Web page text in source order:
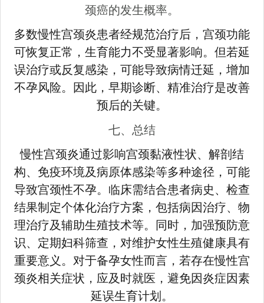
颈癌的发生概率。
多数慢性宫颈炎患者经规范治疗后，宫颈功能
可恢复正常，生育能力不受显著影响。但若延
误治疗或反复感染，可能导致病情迁延，增加
不孕风险。因此，早期诊断、精准治疗是改善
预后的关键。
七、总结
慢性宫颈炎通过影响宫颈黏液性状、解剖结
构、免疫环境及病原体感染等多种途径，可能
导致宫颈性不孕。临床需结合患者病史、检查
结果制定个体化治疗方案，包括病因治疗、物
理治疗及辅助生殖技术等。同时，加强预防意
识、定期妇科筛查，对维护女性生殖健康具有
重要意义。对于备孕女性而言，若存在慢性宫
颈炎相关症状，应及时就医，避免因炎症因素
延误生育计划。